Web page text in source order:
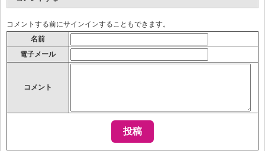
コメントする前にサインインすることもできます。
名前
電子メール
コメント